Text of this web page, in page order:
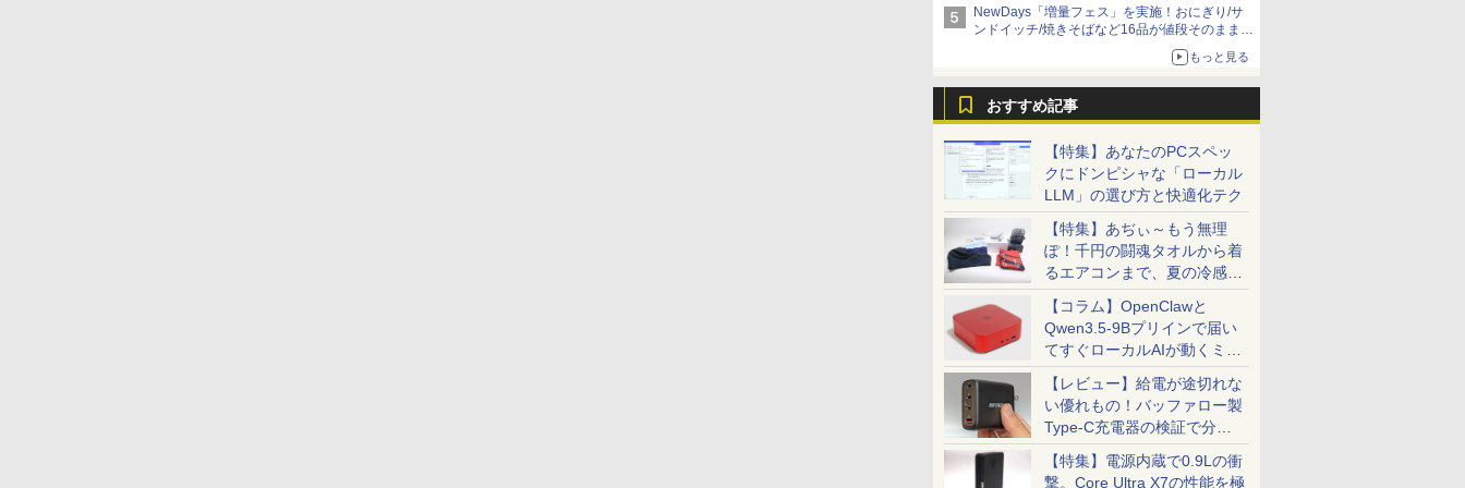
NewDays「増量フェス」を実施！おにぎり/サ
ンドイッチ/焼きそばなど16品が値段そのままで
もっと見る
おすすめ記事
【特集】あなたのPCスペッ
クにドンピシャな「ローカル
LLM」の選び方と快適化テク
【特集】あぢぃ～もう無理
ぽ！千円の闘魂タオルから着
るエアコンまで、夏の冷感グ
ッズ一挙紹介
【コラム】OpenClawと
Qwen3.5-9Bプリインで届い
てすぐローカルAIが動くミニ
PC「SER9 Pro」
【レビュー】給電が途切れな
い優れもの！バッファロー製
Type-C充電器の検証で分か
ったこと
【特集】電源内蔵で0.9Lの衝
撃。Core Ultra X7の性能を極